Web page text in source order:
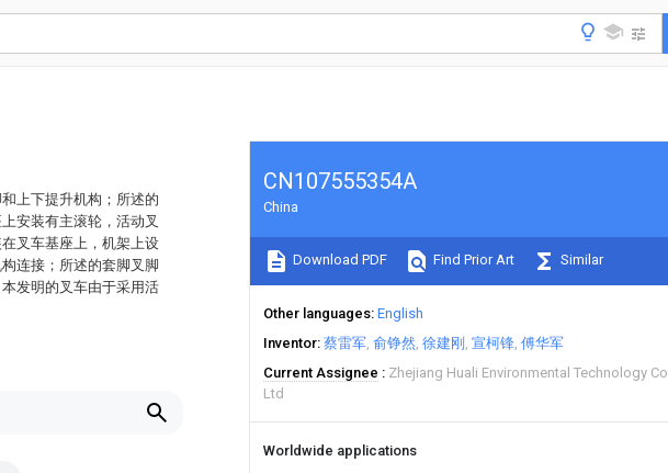
上下提升机构；所述的
安装有主滚轮，活动叉
叉车基座上，机架上设
连接；所述的套脚叉脚
发明的叉车由于采用活
CN107555354A
China
Download PDF Find Prior Art Similar
Other languages English
Inventor 蔡雷军 俞铮然 徐建刚 宣柯锋 傅华军
Current Assignee
Zhejiang Huali Environmental Technology Co
Ltd
Worldwide applications